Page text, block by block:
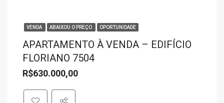
VENDA ABAIXOU O PREÇO OPORTUNIDADE
APARTAMENTO À VENDA – EDIFÍCIO
FLORIANO 7504
R$630.000,00